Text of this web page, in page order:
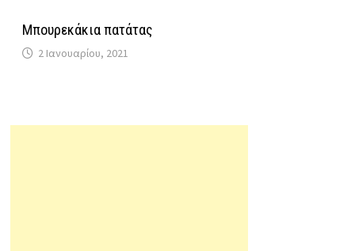
Μπουρεκάκια πατάτας
2 Ιανουαρίου, 2021